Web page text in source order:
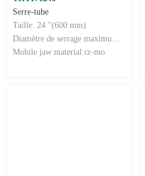
Serre-tube
Taille: 24 "(600 mm)
Diamètre de serrage maximum : 76 mm
Mobile jaw material:cr-mo